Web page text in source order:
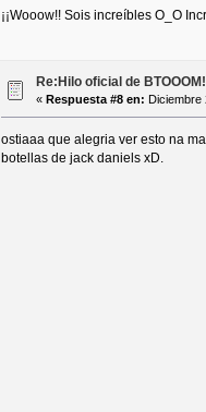
¡¡Wooow!! Sois increíbles O_O
Re:Hilo oficial de BTOOOM!
« Respuesta #8 en: Diciembre
ostiaaa que alegria ver esto na
botellas de jack daniels xD.